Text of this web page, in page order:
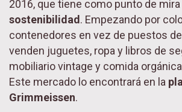
2016, que tiene como punto de mira
sostenibilidad. Empezando por
contenedores en vez de puestos
venden juguetes, ropa y libros de
mobiliario vintage y comida
Este mercado lo encontrará en la
Grimmeissen.